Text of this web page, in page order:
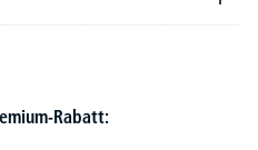
Rabatt: